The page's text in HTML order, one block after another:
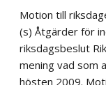
Motion till
(s) Åtgärder för
riksdagsbeslut
mening vad som
hösten 2009.